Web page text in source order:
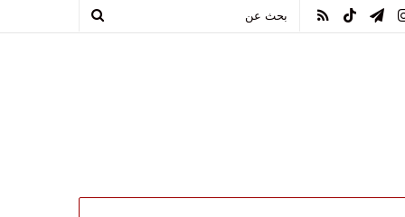
بحث
ملخصTikTok تيلقرام
انستقرام